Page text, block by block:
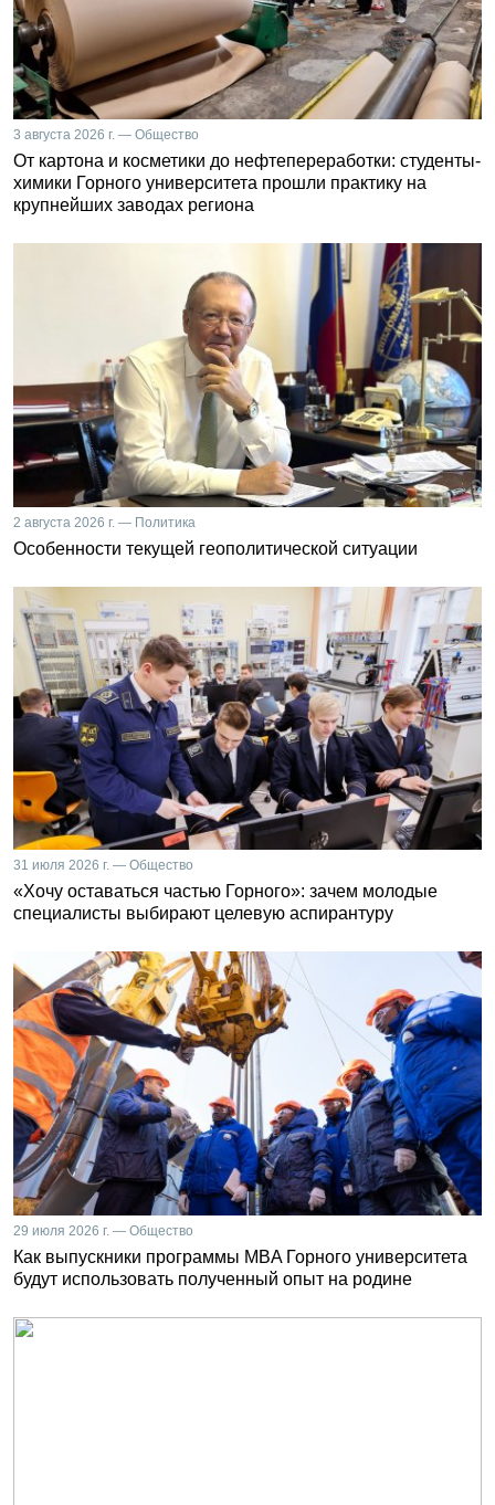
3 августа 2026 г. — Общество
От картона и косметики до нефтепереработки: студенты-
химики Горного университета прошли практику на
крупнейших заводах региона
2 августа 2026 г. — Политика
Особенности текущей геополитической ситуации
31 июля 2026 г. — Общество
«Хочу оставаться частью Горного»: зачем молодые
специалисты выбирают целевую аспирантуру
29 июля 2026 г. — Общество
Как выпускники программы MBA Горного университета
будут использовать полученный опыт на родине